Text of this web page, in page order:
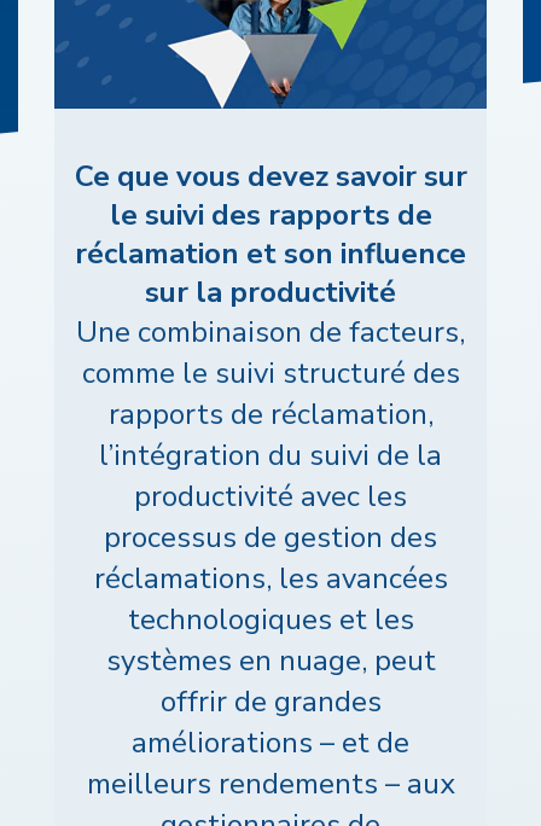
Ce que vous devez savoir sur
le suivi des rapports de
réclamation et son influence
sur la productivité
Une combinaison de facteurs,
comme le suivi structuré des
rapports de réclamation,
l’intégration du suivi de la
productivité avec les
processus de gestion des
réclamations, les avancées
technologiques et les
systèmes en nuage, peut
offrir de grandes
améliorations – et de
meilleurs rendements – aux